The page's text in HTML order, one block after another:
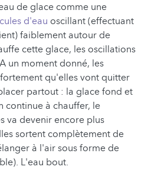
de glace comme une
d'eau oscillant (effectuant
faiblement autour de
cette glace, les oscillations
un moment donné, les
qu'elles vont quitter
partout : la glace fond et
continue à chauffer, le
va devenir encore plus
sortent complètement de
à l'air sous forme de
L'eau bout.